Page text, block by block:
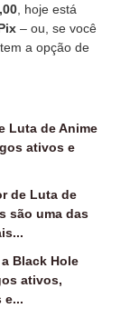
, hoje está
– ou, se você
a opção de
Luta de Anime
ativos e
de Luta de
são uma das
Black Hole
ativos,
e...